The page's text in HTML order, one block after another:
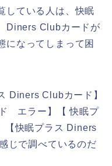
している人は、快眠
Diners Clubカードが
になってしまって困
Diners Clubカード】
エラー】【 快眠プ
快眠プラス Diners
じで調べているのだ